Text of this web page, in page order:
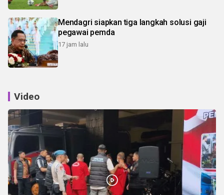
Mendagri siapkan tiga langkah solusi gaji
pegawai pemda
17 jam lalu
Video